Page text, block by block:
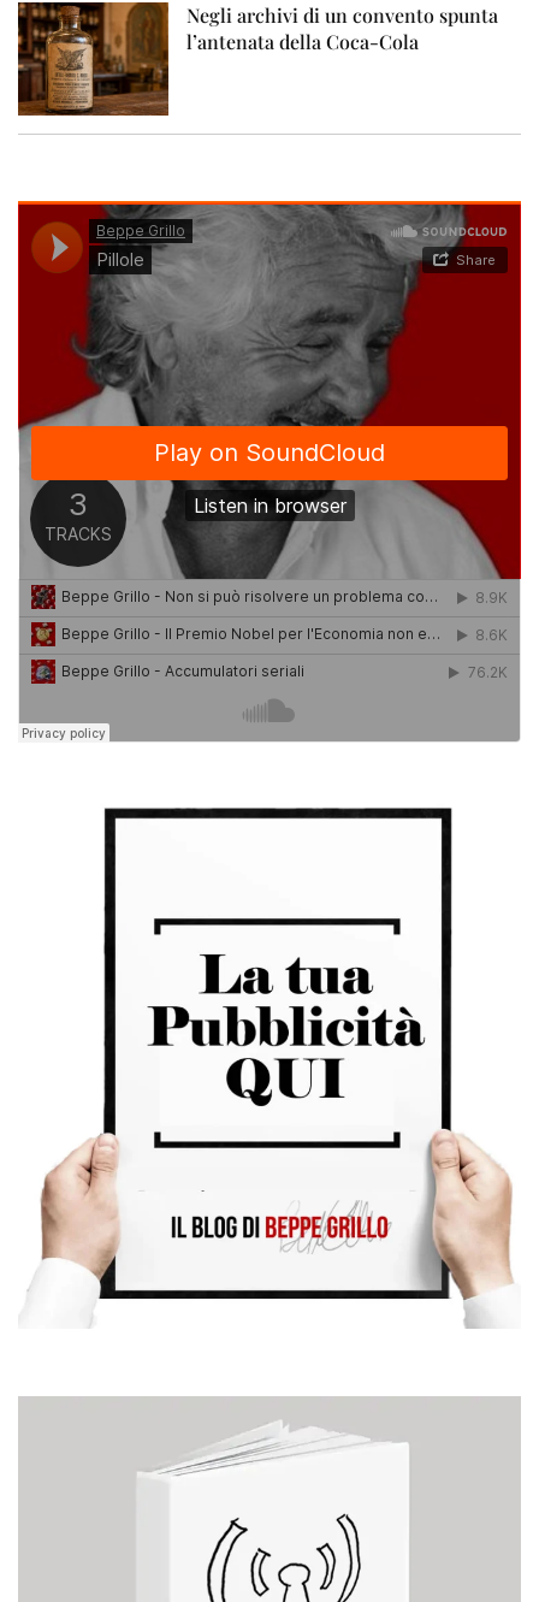
Negli archivi di un convento spunta
l’antenata della Coca-Cola